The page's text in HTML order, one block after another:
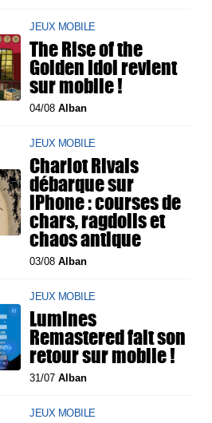
JEUX MOBILE
The Rise of the
Golden Idol revient
sur mobile !
04/08Alban
JEUX MOBILE
Chariot Rivals
débarque sur
iPhone : courses de
chars, ragdolls et
chaos antique
03/08Alban
JEUX MOBILE
Lumines
Remastered fait son
retour sur mobile !
31/07Alban
JEUX MOBILE